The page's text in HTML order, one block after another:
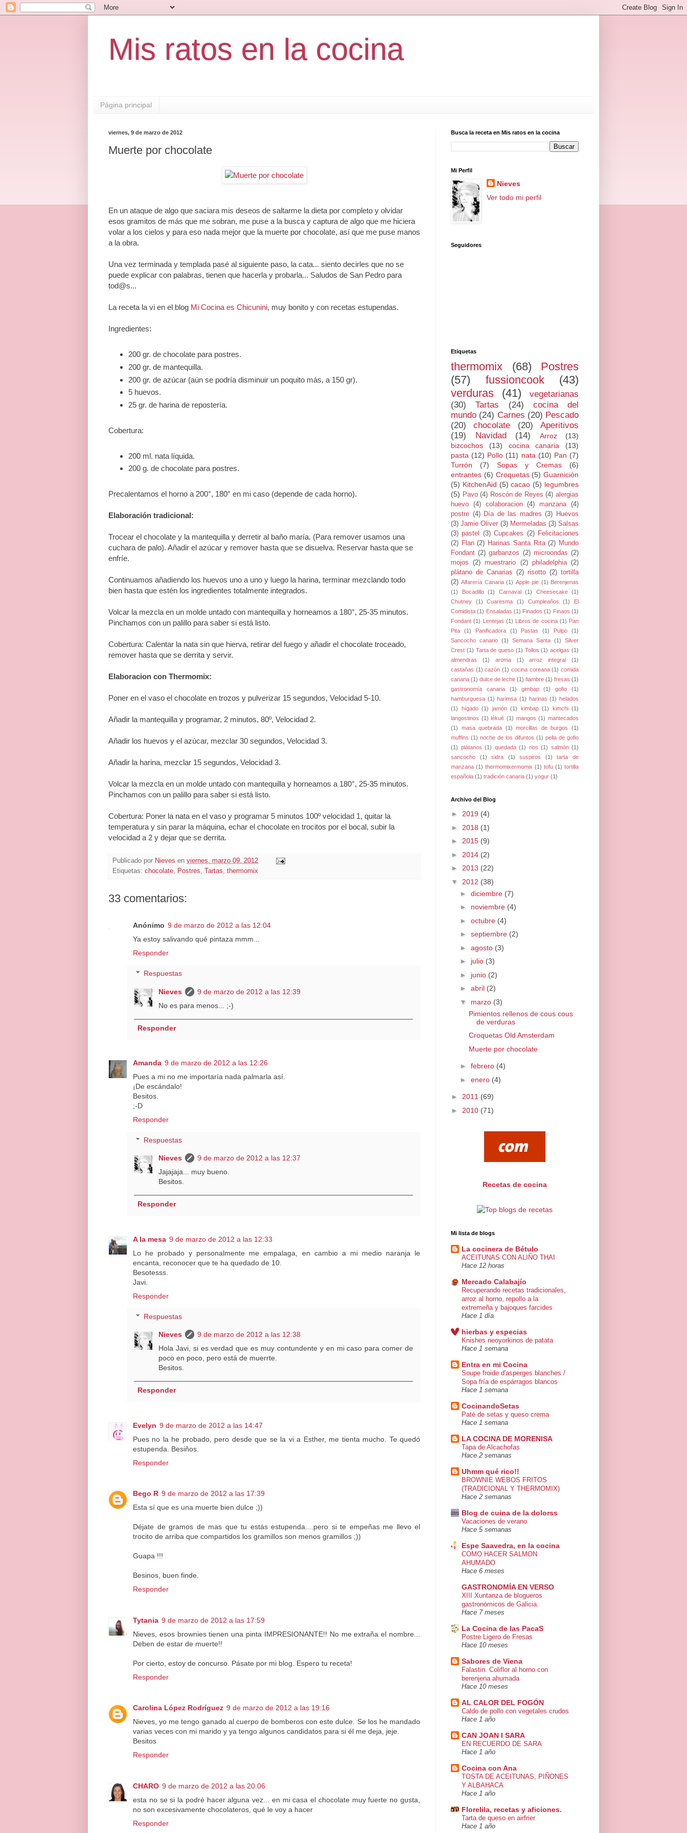
Mis ratos en la cocina
Página principal
viernes, 9 de marzo de 2012
Muerte por chocolate
En un ataque de algo que saciara mis deseos de saltarme la dieta por completo y olvidar
esos gramitos de más que me sobran, me puse a la busca y captura de algo que me hiciera
volar a los cielos y para eso nada mejor que la muerte por chocolate, así que me puse manos
a la obra.
Una vez terminada y templada pasé al siguiente paso, la cata... siento decirles que no se
puede explicar con palabras, tienen que hacerla y probarla... Saludos de San Pedro para
tod@s...
La receta la vi en el blog Mi Cocina es Chicunini, muy bonito y con recetas estupendas.
Ingredientes:
200 gr. de chocolate para postres.
200 gr. de mantequilla.
200 gr. de azúcar (aún se podría disminuir un poquito más, a 150 gr).
5 huevos.
25 gr. de harina de repostería.
Cobertura:
200 ml. nata líquida.
200 g. de chocolate para postres.
Precalentamos el horno a 200°, 180° en mi caso (depende de cada horno).
Elaboración tradicional:
Trocear el chocolate y la mantequilla y derretir al baño maría. (Para remover usamos una
cuchara de palo). Añadir el azúcar y remover hasta que se disuelva. Reservar hasta que se
enfríe.
Continuamos añadiendo los huevos uno a uno y luego la harina, terminar mezclando todo
bien hasta que estén los ingredientes totalmente integrados.
Volcar la mezcla en un molde untado con mantequilla y horneamos a 180°, 25-35 minutos.
Pinchamos con un palillo para saber si está listo.
Cobertura: Calentar la nata sin que hierva, retirar del fuego y añadir el chocolate troceado,
remover hasta que se derrita y servir.
Elaboracion con Thermomix:
Poner en el vaso el chocolate en trozos y pulverizar 15 segundos, Velocidad 5-10.
Añadir la mantequilla y programar, 2 minutos, 80º, Velocidad 2.
Añadir los huevos y el azúcar, mezclar 30 segundos, Velocidad 3.
Añadir la harina, mezclar 15 segundos, Velocidad 3.
Volcar la mezcla en un molde untado con mantequilla y horneamos a 180°, 25-35 minutos.
Pinchamos con un palillo para saber si está listo.
Cobertura: Poner la nata en el vaso y programar 5 minutos 100º velocidad 1, quitar la
temperatura y sin parar la máquina, echar el chocolate en trocitos por el bocal, subir la
velocidad a 2 y dejar que se derrita.
Publicado por Nieves en viernes, marzo 09, 2012
Etiquetas: chocolate, Postres, Tartas, thermomix
33 comentarios:
Anónimo 9 de marzo de 2012 a las 12:04
Ya estoy salivando qué pintaza mmm...
Responder
Respuestas
Nieves
9 de marzo de 2012 a las 12:39
No es para menos... ;-)
Responder
Amanda 9 de marzo de 2012 a las 12:26
Pues a mi no me importaría nada palmarla así.
¡De escándalo!
Besitos.
;-D
Responder
Respuestas
Nieves
9 de marzo de 2012 a las 12:37
Jajajaja... muy bueno.
Besitos.
Responder
A la mesa 9 de marzo de 2012 a las 12:33
Lo he probado y personalmente me empalaga, en cambio a mi medio naranja le
encanta, reconocer que te ha quedado de 10.
Besotesss.
Javi.
Responder
Respuestas
Nieves
9 de marzo de 2012 a las 12:38
Hola Javi, si es verdad que es muy contundente y en mi caso para comer de
poco en poco, pero está de muerrte.
Besitos.
Responder
Evelyn 9 de marzo de 2012 a las 14:47
Pues no la he probado, pero desde que se la vi a Esther, me tienta mucho. Te quedó
estupenda. Besiños.
Responder
Bego R 9 de marzo de 2012 a las 17:39
Esta sí que es una muerte bien dulce ;))
Déjate de gramos de mas que tu estás estupenda....pero si te empeñas me llevo el
trocito de arriba que compartidos los gramillos son menos gramillos ;))
Guapa !!!
Besinos, buen finde.
Responder
Tytania 9 de marzo de 2012 a las 17:59
Nieves, esos brownies tienen una pinta IMPRESIONANTE!! No me extraña el nombre...
Deben de estar de muerte!!
Por cierto, estoy de concurso. Pásate por mi blog. Espero tu receta!
Responder
Carolina López Rodríguez 9 de marzo de 2012 a las 19:16
Nieves, yo me tengo ganado al cuerpo de bomberos con este dulce. Se los he mandado
varias veces con mi marido y ya tengo algunos candidatos para si él me deja, jeje.
Besitos
Responder
CHARO 9 de marzo de 2012 a las 20:06
esta no se si la podré hacer alguna vez... en mi casa el chocolate muy fuerte no gusta,
no son excesivamente chocolateros, qué le voy a hacer
Responder
Busca la receta en Mis ratos en la cocina
Mi Perfil
Nieves
Ver todo mi perfil
Seguidores
Etiquetas
thermomix (68)
Postres
(57)
fussioncook
(43)
verduras
(41)
vegetarianas
(30)
Tartas (24)
cocina del
mundo (24) Carnes (20) Pescado
(20)
chocolate (20)
Aperitivos
(19)
Navidad (14) Arroz
(13)
bizcochos
(13) cocina canaria
(13)
pasta (12) Pollo (11) nata (10) Pan (7)
Turrón
(7) Sopas y Cremas
(6)
entrantes (6) Croquetas (5) Guarnición
(5) KitchenAid (5) cacao (5) legumbres
(5) Pavo (4) Roscón de Reyes (4) alergias
huevo
(4) colaboracion (4) manzana
(4)
postre (4) Día de las madres (3)
Huevos
(3) Jamie Oliver (3) Mermeladas (3) Salsas
(3) pastel (3) Cupcakes (2) Felicitaciones
(2) Flan (2) Harinas Santa Rita (2) Mundo
Fondant (2) garbanzos (2) microondas (2)
mojos
(2) muestrario (2) philadelphia (2)
plátano de Canarias (2) risotto (2) tortilla
(2) Alfarería Canaria (1) Apple pie (1) Berenjenas
(1)
Bocadillo (1) Carnaval (1) Cheesecake
(1)
Chutney
(1) Cuaresma (1) Cumpleaños (1)
El
Comidista (1) Ensaladas (1) Finados (1) Finaos (1)
Fondant (1) Lentejas (1) Libros de cocina (1) Pan
Pita
(1) Panificadora (1) Pastas (1) Pulpo
(1)
Sancocho canario (1) Semana Santa (1)
Silver
Crest (1) Tarta de queso (1) Tollos (1) acelgas (1)
almendras
(1) aroma (1) arroz integral
(1)
castañas (1) cazón (1) cocina coreana (1) comida
canaria (1) dulce de leche (1) fiambre (1) fresas (1)
gastronomía canaria
(1) gimbap (1) gofio
(1)
hamburguesa (1) harimsa (1) harinas (1) helados
(1)
hígado (1) jamón (1) kimbap (1) kimchi (1)
langostinos (1) lékué (1) mangos (1) mantecados
(1)
masa quebrada (1) morcillas de burgos
(1)
muffins (1) noche de los difuntos (1) pella de gofio
(1) plátanos (1) quedada (1) rios (1) salmón (1)
sancocho
(1) sidra (1) suspiros (1)
tarta de
manzana (1) thermomixermomix (1) tofu (1) tortilla
española (1) tradición canaria (1) yogur (1)
Archivo del Blog
► 2019 (4)
► 2018 (1)
► 2015 (9)
► 2014 (2)
► 2013 (22)
▼ 2012 (38)
► diciembre (7)
► noviembre (4)
► octubre (4)
► septiembre (2)
► agosto (3)
► julio (3)
► junio (2)
► abril (2)
▼ marzo (3)
Pimientos rellenos de cous cous
de verduras
Croquetas Old Amsterdam
Muerte por chocolate
► febrero (4)
► enero (4)
► 2011 (69)
► 2010 (71)
Recetas de cocina
Mi lista de blogs
La cocinera de Bétulo
ACEITUNAS CON ALIÑO THAI
Hace 12 horas
Mercado Calabajío
Recuperando recetas tradicionales,
arroz al horno, repollo a la
extremeña y bajoques farcides
Hace 1 día
hierbas y especias
Knishes neoyorkinos de patata
Hace 1 semana
Entra en mi Cocina
Soupe froide d'asperges blanches /
Sopa fría de espárragos blancos
Hace 1 semana
CocinandoSetas
Paté de setas y queso crema
Hace 1 semana
LA COCINA DE MORENISA
Tapa de Alcachofas
Hace 2 semanas
Uhmm qué rico!!
BROWNIE WEBOS FRITOS
(TRADICIONAL Y THERMOMIX)
Hace 2 semanas
Blog de cuina de la dolorss
Vacaciones de verano
Hace 5 semanas
Espe Saavedra, en la cocina
COMO HACER SALMON
AHUMADO
Hace 6 meses
GASTRONOMÍA EN VERSO
XIII Xuntanza de blogueros
gastronómicos de Galicia.
Hace 7 meses
La Cocina de las PacaS
Postre Ligero de Fresas
Hace 10 meses
Sabores de Viena
Falastin. Coliflor al horno con
berenjena ahumada
Hace 10 meses
AL CALOR DEL FOGÓN
Caldo de pollo con vegetales crudos
Hace 1 año
CAN JOAN I SARA
EN RECUERDO DE SARA
Hace 1 año
Cocina con Ana
TOSTA DE ACEITUNAS, PIÑONES
Y ALBAHACA
Hace 1 año
Florelila, recetas y aficiones.
Tarta de queso en airfrier
Hace 1 año